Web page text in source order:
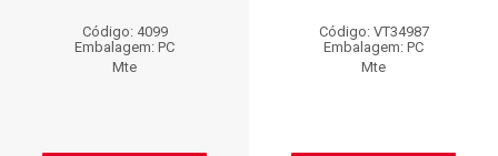
Código: 4099
Embalagem: PC
Mte
Código: VT34987
Embalagem: PC
Mte